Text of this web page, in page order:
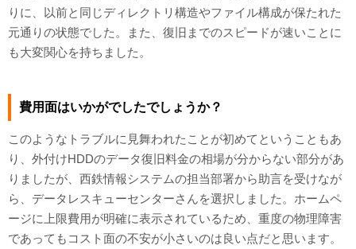
りに、以前と同じディレクトリ構造やファイル構成が保たれた
元通りの状態でした。また、復旧までのスピードが速いことに
も大変関心を持ちました。
費用面はいかがでしたでしょうか？
このようなトラブルに見舞われたことが初めてということもあ
り、外付けHDDのデータ復旧料金の相場が分からない部分があ
りましたが、西鉄情報システムの担当部署から助言を受けなが
ら、データレスキューセンターさんを選択しました。ホームペ
ージに上限費用が明確に表示されているため、重度の物理障害
であってもコスト面の不安が小さいのは良い点だと思います。